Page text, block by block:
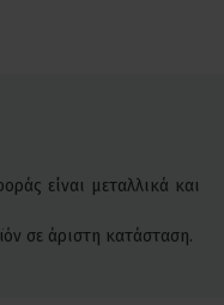
είναι μεταλλικά και
σε άριστη κατάσταση.